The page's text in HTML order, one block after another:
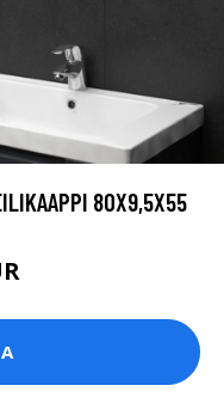
80X9,5X55